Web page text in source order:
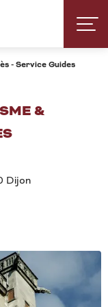
- Service Guides
&
Dijon